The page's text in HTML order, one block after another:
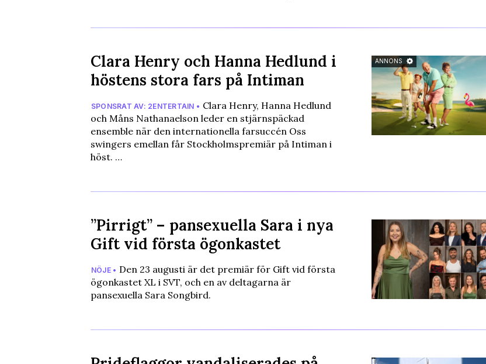
ANNONS
Clara Henry och Hanna Hedlund i
höstens stora fars på Intiman
SPONSRAT AV: 2ENTERTAIN • Clara Henry, Hanna Hedlund
och Måns Nathanaelson leder en stjärnspäckad
ensemble när den internationella farsuccén Oss
swingers emellan får Stockholmspremiär på Intiman i
höst. …
”Pirrigt” – pansexuella Sara i nya
Gift vid första ögonkastet
NÖJE • Den 23 augusti är det premiär för Gift vid första
ögonkastet XL i SVT, och en av deltagarna är
pansexuella Sara Songbird.